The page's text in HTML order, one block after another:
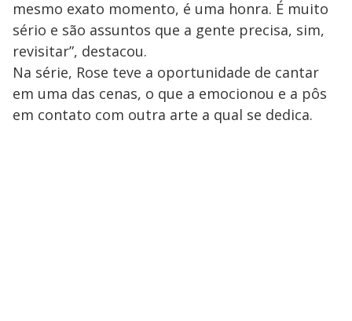
mesmo exato momento, é uma honra. É muito
sério e são assuntos que a gente precisa, sim,
revisitar”, destacou.
Na série, Rose teve a oportunidade de cantar
em uma das cenas, o que a emocionou e a pôs
em contato com outra arte a qual se dedica.